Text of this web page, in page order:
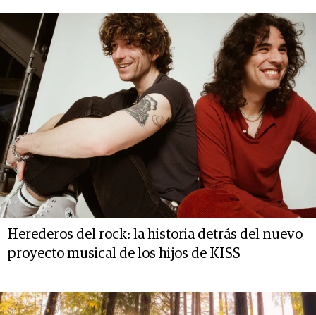
Herederos del rock: la historia detrás del nuevo
proyecto musical de los hijos de KISS